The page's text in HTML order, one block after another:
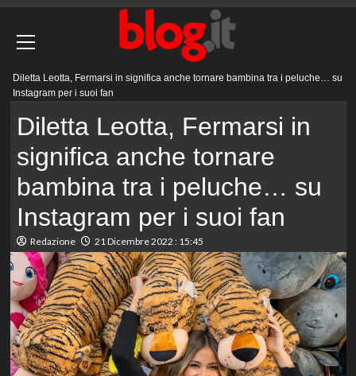
principale
Diletta Leotta, Fermarsi in significa anche tornare bambina tra i peluche… su
Instagram per i suoi fan
Diletta Leotta, Fermarsi in
significa anche tornare
bambina tra i peluche… su
Instagram per i suoi fan
Redazione 21 Dicembre 2022 : 15:45